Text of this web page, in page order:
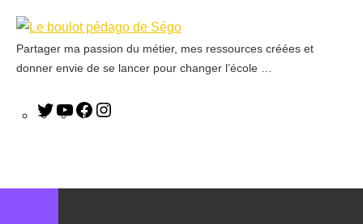
Le
boulot
Partager ma passion du métier, mes ressources créées et
donner envie de se lancer pour changer l’école …